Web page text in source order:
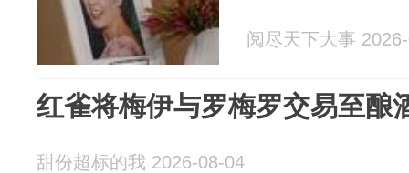
阅尽天下大事
红雀将梅伊与罗梅罗交易至酿
甜份超标的我 2026-08-04